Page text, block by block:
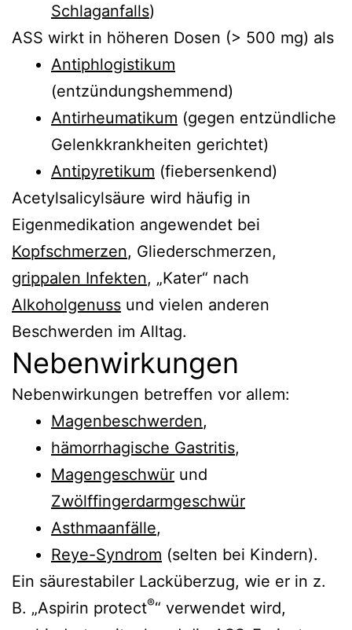
Schlaganfalls)
ASS wirkt in höheren Dosen (> 500 mg) als
Antiphlogistikum
(entzündungshemmend)
Antirheumatikum (gegen entzündliche
Gelenkkrankheiten gerichtet)
Antipyretikum (fiebersenkend)
Acetylsalicylsäure wird häufig in
Eigenmedikation angewendet bei
Kopfschmerzen, Gliederschmerzen,
grippalen Infekten, „Kater“ nach
Alkoholgenuss und vielen anderen
Beschwerden im Alltag.
Nebenwirkungen
Nebenwirkungen betreffen vor allem:
Magenbeschwerden,
hämorrhagische Gastritis,
Magengeschwür und
Zwölffingerdarmgeschwür
Asthmaanfälle,
Reye-Syndrom (selten bei Kindern).
Ein säurestabiler Lacküberzug, wie er in z.
B. „Aspirin protect®“ verwendet wird,